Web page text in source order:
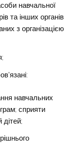
навчальної
та інших органів
з організацією
навчальних
сприяти
дітей;